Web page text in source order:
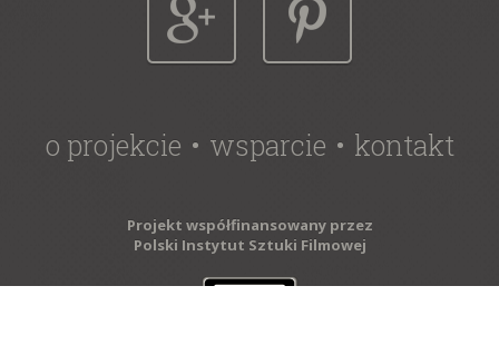
o projekcie wsparcie kontakt
Projekt współfinansowany przez